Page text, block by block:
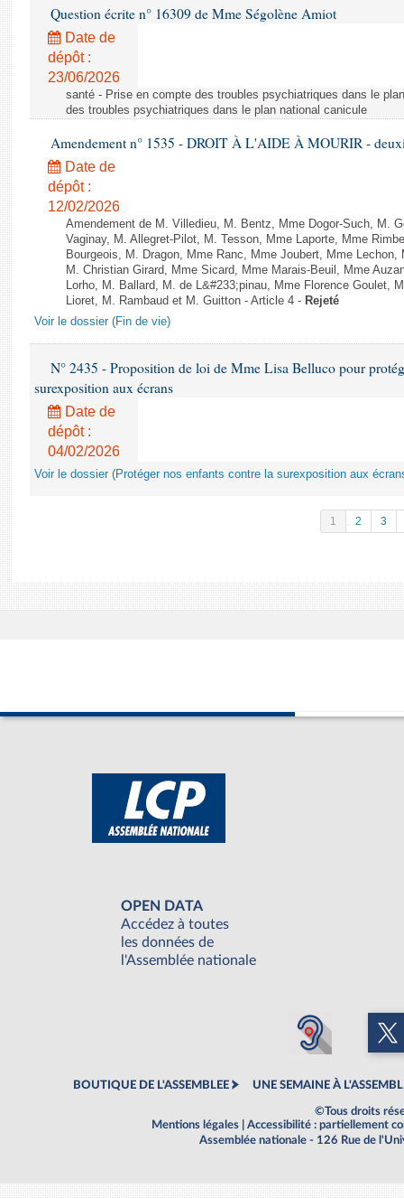
Question écrite n° 16309 de Mme Ségolène Amiot
Date de
dépôt :
23/06/2026
santé - Prise en compte des troubles psychiatriques dans le
des troubles psychiatriques dans le plan national canicule
Amendement n° 1535 - DROIT À L'AIDE À MOURIR -
Date de
dépôt :
12/02/2026
Amendement de M. Villedieu, M. Bentz, Mme Dogor-Such, M.
Vaginay, M. Allegret-Pilot, M. Tesson, Mme Laporte, Mme
Bourgeois, M. Dragon, Mme Ranc, Mme Joubert, Mme
M. Christian Girard, Mme Sicard, Mme Marais-Beuil, Mme
Lorho, M. Ballard, M. de L&#233;pinau, Mme Florence Goulet,
Lioret, M. Rambaud et M. Guitton - Article 4 - Rejeté
Voir le dossier (Fin de vie)
N° 2435 - Proposition de loi de Mme Lisa Belluco pour
surexposition aux écrans
Date de
dépôt :
04/02/2026
Voir le dossier (Protéger nos enfants contre la surexposition aux
1 2 3
OPEN DATA
Accédez à toutes
les données de
l'Assemblée nationale
BOUTIQUE DE L'ASSEMBLEE UNE SEMAINE À
©Tous droits
Mentions légales
Accessibilité : partiellement
Assemblée nationale - 126 Rue de